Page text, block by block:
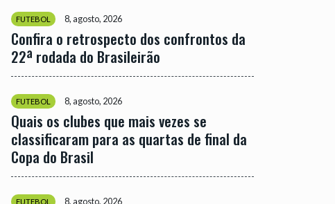
FUTEBOL 8, agosto, 2026
Confira o retrospecto dos confrontos da
22ª rodada do Brasileirão
FUTEBOL 8, agosto, 2026
Quais os clubes que mais vezes se
classificaram para as quartas de final da
Copa do Brasil
FUTEBOL 8, agosto, 2026